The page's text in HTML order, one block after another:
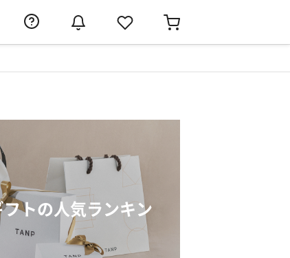
トの人気ランキン